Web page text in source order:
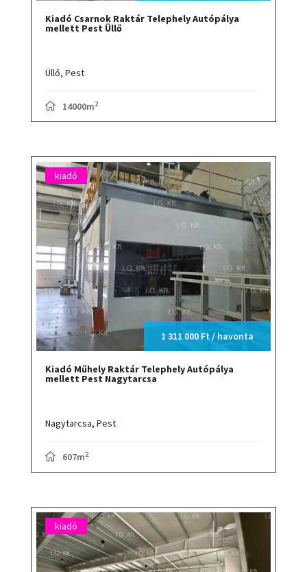
Kiadó Csarnok Raktár Telephely Autópálya
mellett Pest Üllő
Üllő, Pest
14000m2
kiadó
1 311 000 Ft / havonta
Kiadó Műhely Raktár Telephely Autópálya
mellett Pest Nagytarcsa
Nagytarcsa, Pest
607m2
kiadó